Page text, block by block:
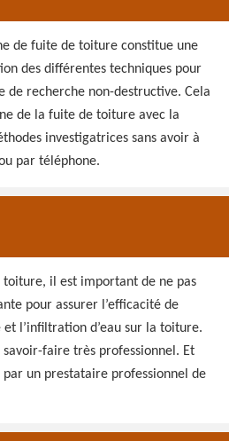
de fuite de toiture constitue une
des différentes techniques pour
recherche non-destructive. Cela
de la fuite de toiture avec la
investigatrices sans avoir à
par téléphone.
il est important de ne pas
pour assurer l’efficacité de
l’infiltration d’eau sur la toiture.
faire très professionnel. Et
un prestataire professionnel de